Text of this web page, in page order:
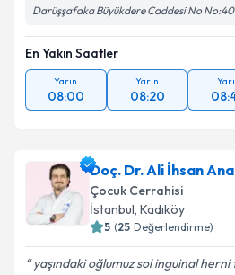
Darüşşafaka Büyükdere Caddesi No No:40
En Yakın Saatler
Yarın
08:00
Yarın
08:20
Doç. Dr. Ali İhsan
Çocuk Cerrahisi
İstanbul, Kadıköy
5 (25 Değerlendirme)
yaşındaki oğlumuz sol inguinal herni